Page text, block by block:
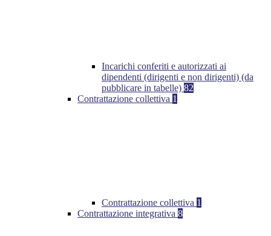
Incarichi conferiti e autorizzati ai
dipendenti (dirigenti e non dirigenti) (da
pubblicare in tabelle) 82
Contrattazione collettiva 1
Contrattazione collettiva 1
Contrattazione integrativa 8